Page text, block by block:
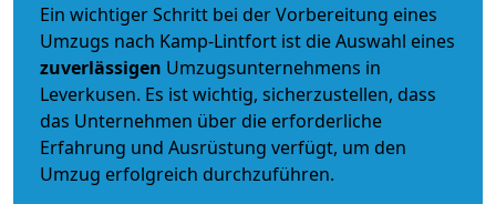
Ein wichtiger Schritt bei der Vorbereitung eines
Umzugs nach Kamp-Lintfort ist die Auswahl eines
zuverlässigen Umzugsunternehmens in
Leverkusen. Es ist wichtig, sicherzustellen, dass
das Unternehmen über die erforderliche
Erfahrung und Ausrüstung verfügt, um den
Umzug erfolgreich durchzuführen.